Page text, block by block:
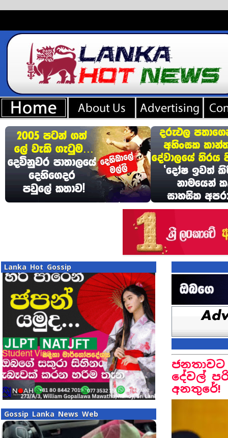
Lanka Hot Gossip
Gossip Lanka News Web
දේවල්
අනතුරේ!